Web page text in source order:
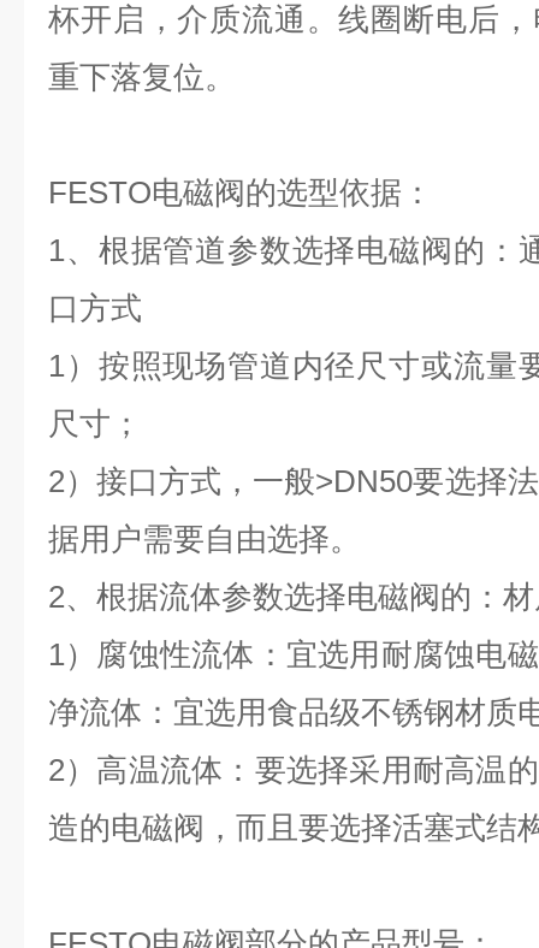
杯开启，介质流通。线圈断电后
重下落复位。
FESTO电磁阀的选型依据：
1、根据管道参数选择电磁阀的：
口方式
1）按照现场管道内径尺寸或流量
尺寸；
2）接口方式，一般>DN50要选择
据用户需要自由选择。
2、根据流体参数选择电磁阀的：
1）腐蚀性流体：宜选用耐腐蚀电
净流体：宜选用食品级不锈钢材质
2）高温流体：要选择采用耐高温
造的电磁阀，而且要选择活塞式结